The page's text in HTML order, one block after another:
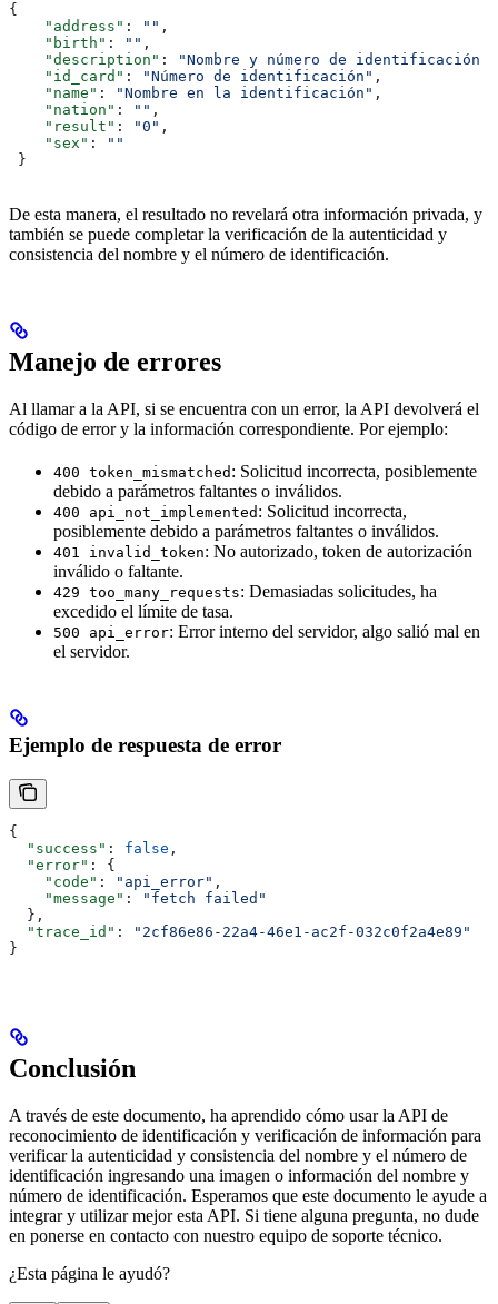
{
    "address"
: "" ,
    "birth"
: "" ,
    "description"
:
"Nombre y número de identificación
    "id_card"
: "Número de identificación" ,
    "name"
: "Nombre en la identificación" ,
    "nation"
: "" ,
    "result"
: "0" ,
    "sex"
:
""
}
De esta manera, el resultado no revelará otra información privada, y
también se puede completar la verificación de la autenticidad y
consistencia del nombre y el número de identificación.
Manejo de errores
Al llamar a la API, si se encuentra con un error, la API devolverá el
código de error y la información correspondiente. Por ejemplo:
400 token_mismatched : Solicitud incorrecta, posiblemente
debido a parámetros faltantes o inválidos.
400 api_not_implemented : Solicitud incorrecta,
posiblemente debido a parámetros faltantes o inválidos.
401 invalid_token: No autorizado, token de autorización
inválido o faltante.
429 too_many_requests: Demasiadas solicitudes, ha
excedido el límite de tasa.
500 api_error: Error interno del servidor, algo salió mal en
el servidor.
Ejemplo de respuesta de error
{
  "success"
: false ,
  "error"
: {
    "code"
: "api_error" ,
    "message"
:
"fetch failed"
  },
  "trace_id"
:
"2cf86e86-22a4-46e1-ac2f-032c0f2a4e89"
}
Conclusión
A través de este documento, ha aprendido cómo usar la API de
reconocimiento de identificación y verificación de información para
verificar la autenticidad y consistencia del nombre y el número de
identificación ingresando una imagen o información del nombre y
número de identificación. Esperamos que este documento le ayude a
integrar y utilizar mejor esta API. Si tiene alguna pregunta, no dude
en ponerse en contacto con nuestro equipo de soporte técnico.
¿Esta página le ayudó?